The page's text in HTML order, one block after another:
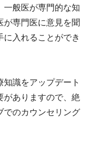
一般医が専門的な知
が専門医に意見を聞
に入れることができ
知識をアップデート
がありますので、絶
でのカウンセリング